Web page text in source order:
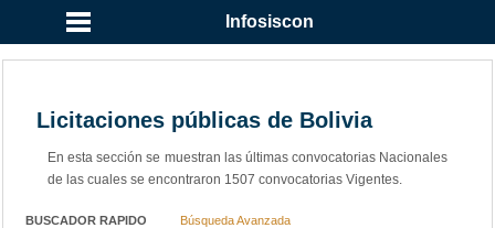
Infosiscon
Licitaciones públicas de Bolivia
En esta sección se muestran las últimas convocatorias Nacionales
de las cuales se encontraron 1507 convocatorias Vigentes.
BUSCADOR RAPIDO Búsqueda Avanzada